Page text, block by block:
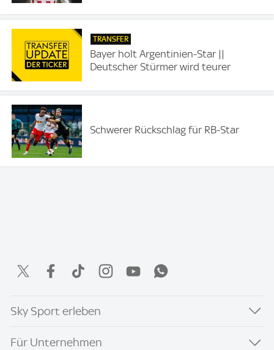
TRANSFER
Bayer holt Argentinien-Star ||
Deutscher Stürmer wird teurer
Schwerer Rückschlag für RB-Star
Sky Sport erleben
Für Unternehmen